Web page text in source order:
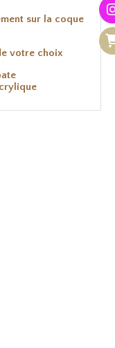
sur la coque
votre choix